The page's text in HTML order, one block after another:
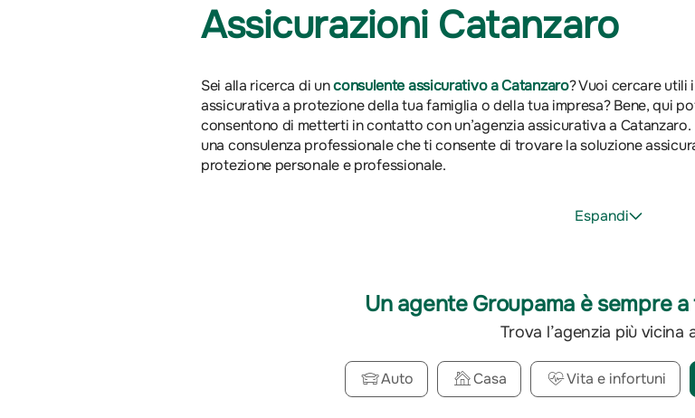
Assicurazioni Catanzaro
Sei alla ricerca di unconsulente assicurativo a Catanzaro? Vuoi cercare utili
assicurativa a protezione della tua famiglia o della tua impresa? Bene, qui
consentono di metterti in contatto con un’agenzia assicurativa a
una consulenza professionale che ti consente di trovare la soluzione
protezione personale e professionale.
Espandi
Un agente Groupama è sempre
Trova l’agenzia più vicina
Auto Casa Vita e infortuni